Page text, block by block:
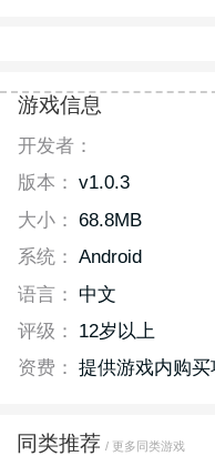
游戏信息
开发者：
版本： v1.0.3
大小： 68.8MB
系统： Android
语言：
中文
评级：
12岁以上
资费： 提供游戏内购买
同类推荐 / 更多同类游戏